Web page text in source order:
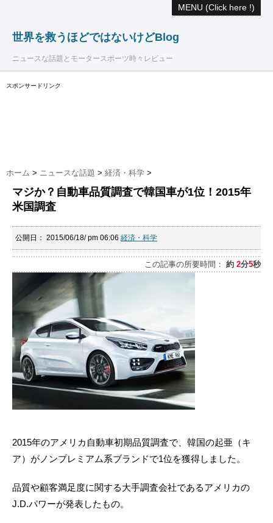
MENU (Click here !)
世界を救うほどではないけどBlog
ニュースな話題とモータースポーツ時々レビュー
スポンサードリンク
ホーム > ニュースな話題 > 経済・科学 >
マジか？自動車品質調査で韓国車が1位！2015年
米国調査
公開日： 2015/06/18/ pm 06:06 経済・科学
この記事の所要時間： 約 2分5秒
2015年のアメリカ自動車初期品質調査で、韓国の起亜（キ
ア）がノンプレミアム系ブランドで1位を獲得しました。
品質や顧客満足度に関する大手調査会社であるアメリカの
J.D.パワーが発表したもの。